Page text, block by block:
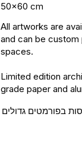
50x60 cm
All artworks are
and can be
spaces.
Limited edition
grade paper and
בפורמטים גדולים